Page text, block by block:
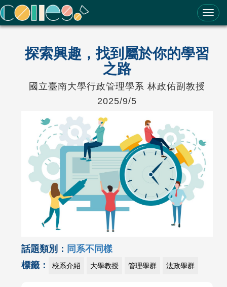
ColleGo! 大學選才與高中育才輔助系統
探索興趣，找到屬於你的學習
之路
國立臺南大學行政管理學系 林政佑副教授
2025/9/5
話題類別： 同系不同樣
標籤：
校系介紹 大學教授 管理學群 法政學群